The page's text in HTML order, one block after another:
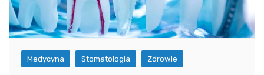
Medycyna Stomatologia Zdrowie